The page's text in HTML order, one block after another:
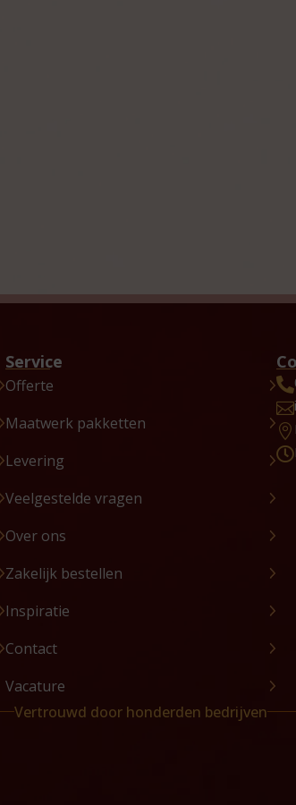
Service
Offerte
Maatwerk pakketten
Levering
Veelgestelde vragen
Over ons
Zakelijk bestellen
Inspiratie
Contact
Vacature




Vertrouwd door honderden bedrijven